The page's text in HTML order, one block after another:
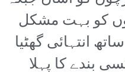
کو بہت مشکل
انتہائی گھٹیا
بندے کا پہلا